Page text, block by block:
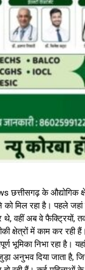
छत्तीसगढ़ के औद्योगिक
मिल रहा है। पहले
वहीं अब वे फैक्ट्रियों,
क्षेत्रों में काम कर रही
भूमिका निभा रहा है।
अनुभव दिया जाता है,